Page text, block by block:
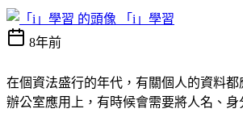
「i」學習
8年前
在個資法盛行的年代，有關個人的資料
辦公室應用上，有時候會需要將人名、